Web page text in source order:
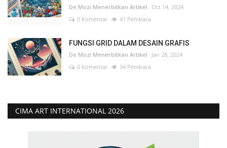
De Mozi Menerbitkan Artikel
Oct 14, 2024
0 Komentar
41 Pembaca
FUNGSI GRID DALAM DESAIN GRAFIS
De Mozi Menerbitkan Artikel
Jan 28, 2024
0 Komentar
34 Pembaca
CIMA ART INTERNATIONAL 2026